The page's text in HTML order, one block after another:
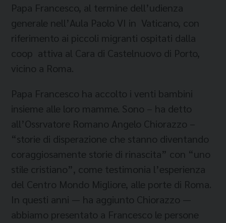
Papa Francesco, al termine dell’udienza
generale nell’Aula Paolo VI in Vaticano, con
riferimento ai piccoli migranti ospitati dalla
coop attiva al Cara di Castelnuovo di Porto,
vicino a Roma.
Papa Francesco ha accolto i venti bambini
insieme alle loro mamme. Sono – ha detto
all’Ossrvatore Romano Angelo Chiorazzo –
“storie di disperazione che stanno diventando
coraggiosamente storie di rinascita” con “uno
stile cristiano”, come testimonia l’esperienza
del Centro Mondo Migliore, alle porte di Roma.
In questi anni — ha aggiunto Chiorazzo —
abbiamo presentato a Francesco le persone